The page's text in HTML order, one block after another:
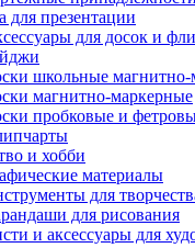
для презентации
для досок и
школьные магнитно-
магнитно-маркерные
пробковые и
и хобби
материалы
для
для рисования
и аксессуары для